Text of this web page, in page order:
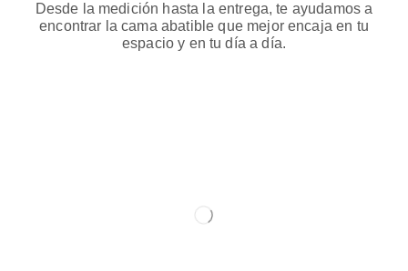
Desde la medición hasta la entrega, te ayudamos a
encontrar la cama abatible que mejor encaja en tu
espacio y en tu día a día.